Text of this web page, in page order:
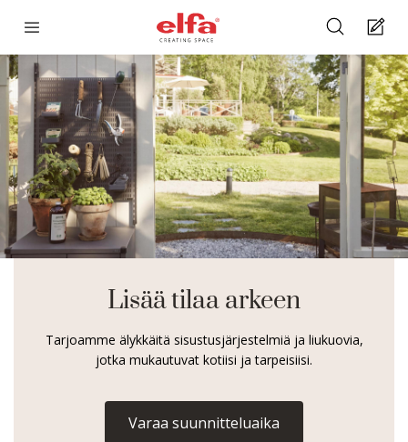
Lisää tilaa arkeen
Tarjoamme älykkäitä sisustusjärjestelmiä ja liukuovia,
jotka mukautuvat kotiisi ja tarpeisiisi.
Varaa suunnitteluaika